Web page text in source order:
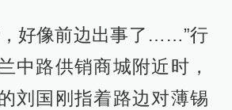
，好像前边出事了……”行
中路供销商城附近时，
刘国刚指着路边对薄锡